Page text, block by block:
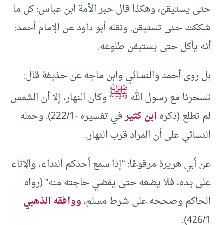
حتى يستيقن، وهكذا قال حبر الأمة ابن عباس: كل ما
شككت حتى تستيقن. ونقله أبو داود عن الإمام أحمد:
أنه يأكل حتى يستيقن طلوعه.
بل روى أحمد والنسائي وابن ماجه عن حذيفة قال:
تسحرنا مع رسول اللهﷺوكان النهار، إلا أن الشمس
لم تطلع (ذكرهابن كثير
في تفسيره -222/1). وحمله
النسائي على أن المراد قرب النهار.
عن أبي هريرة مرفوعًا: “إذا سمع أحدكم النداء، والإناء
على يده، فلا يضعه حتى يقضي حاجته منه” (رواه
الحاكم وصححه على شرط مسلم،ووافقه الذهبي
426/1).